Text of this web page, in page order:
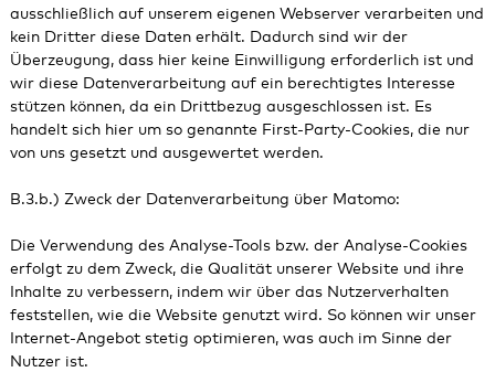
ausschließlich auf unserem eigenen Webserver verarbeiten und
kein Dritter diese Daten erhält. Dadurch sind wir der
Überzeugung, dass hier keine Einwilligung erforderlich ist und
wir diese Datenverarbeitung auf ein berechtigtes Interesse
stützen können, da ein Drittbezug ausgeschlossen ist. Es
handelt sich hier um so genannte First-Party-Cookies, die nur
von uns gesetzt und ausgewertet werden.
B.3.b.) Zweck der Datenverarbeitung über Matomo:
Die Verwendung des Analyse-Tools bzw. der Analyse-Cookies
erfolgt zu dem Zweck, die Qualität unserer Website und ihre
Inhalte zu verbessern, indem wir über das Nutzerverhalten
feststellen, wie die Website genutzt wird. So können wir unser
Internet-Angebot stetig optimieren, was auch im Sinne der
Nutzer ist.